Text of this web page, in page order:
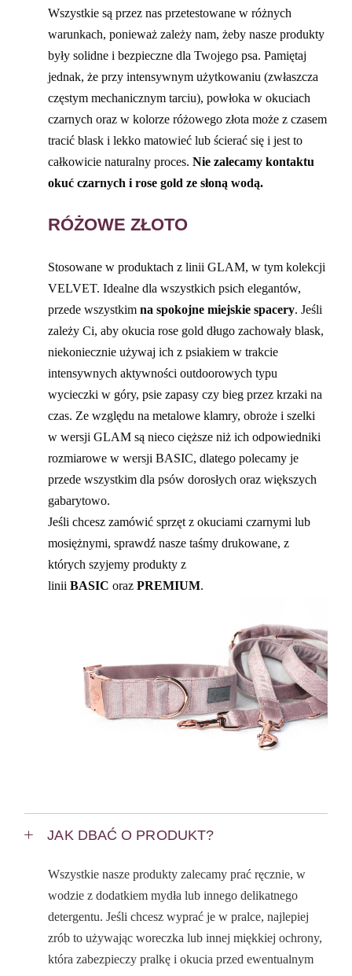
Wszystkie są przez nas przetestowane w różnych
warunkach, ponieważ zależy nam, żeby nasze produkty
były solidne i bezpieczne dla Twojego psa. Pamiętaj
jednak, że przy intensywnym użytkowaniu (zwłaszcza
częstym mechanicznym tarciu), powłoka w okuciach
czarnych oraz w kolorze różowego złota może z czasem
tracić blask i lekko matowieć lub ścierać się i jest to
całkowicie naturalny proces.Nie zalecamy kontaktu
okuć czarnych i rose gold ze słoną wodą.
RÓŻOWE ZŁOTO
Stosowane w produktach z linii GLAM, w tym kolekcji
VELVET. Idealne dla wszystkich psich elegantów,
przede wszystkimna spokojne miejskie spacery. Jeśli
zależy Ci, aby okucia rose gold długo zachowały blask,
niekoniecznie używaj ich z psiakiem w trakcie
intensywnych aktywności outdoorowych typu
wycieczki w góry, psie zapasy czy bieg przez krzaki na
czas. Ze względu na metalowe klamry, obroże i szelki
w wersji GLAM są nieco cięższe niż ich odpowiedniki
rozmiarowe w wersji BASIC, dlatego polecamy je
przede wszystkim dla psów dorosłych oraz większych
gabarytowo.
Jeśli chcesz zamówić sprzęt z okuciami czarnymi lub
mosiężnymi, sprawdź nasze taśmy drukowane, z
których szyjemy produkty z
liniiBASIC orazPREMIUM.
JAK DBAĆ O PRODUKT?
Wszystkie nasze produkty zalecamy prać ręcznie, w
wodzie z dodatkiem mydła lub innego delikatnego
detergentu. Jeśli chcesz wyprać je w pralce, najlepiej
zrób to używając woreczka lub innej miękkiej ochrony,
która zabezpieczy pralkę i okucia przed ewentualnym